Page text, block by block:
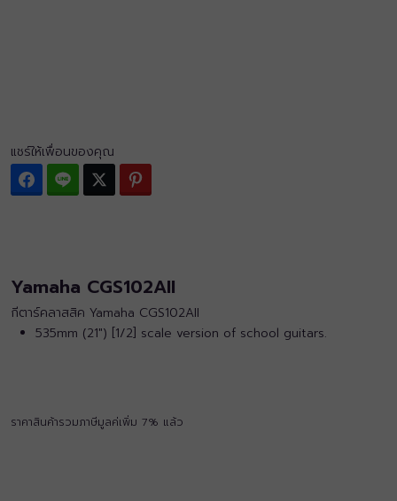
แชร์ให้เพื่อนของคุณ
Facebook
Line Twitter
Yamaha CGS102AII
กีตาร์คลาสสิค Yamaha CGS102AII
535mm (21″) [1/2] scale version of school guitars.
ราคาสินค้ารวมภาษีมูลค่เพิ่ม 7% แล้ว